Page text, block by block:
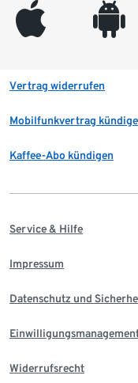
appleinc android
Vertrag widerrufen
Mobilfunkvertrag
Kaffee-Abo kündigen
Service & Hilfe
Impressum
Datenschutz und
Widerrufsrecht